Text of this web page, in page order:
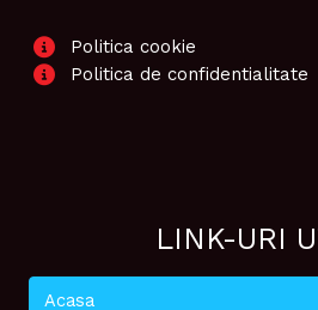
Politica cookie
Politica de confidentialitate
LINK-URI
Acasa